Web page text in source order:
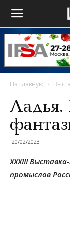
На главную
Ладья.
20/02/2023
XXХIII
промыслов